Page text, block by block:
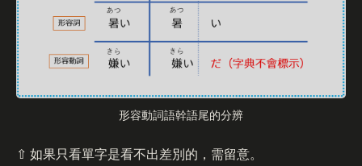
形容動詞語幹語尾的分辨
⇧ 如果只看單字是看不出差別的，需留意。